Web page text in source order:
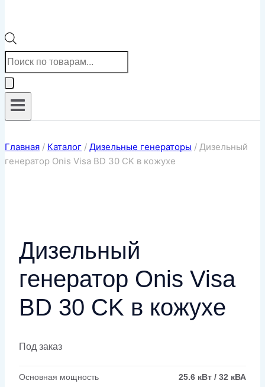
Поиск
товаров
Главная / Каталог / Дизельные генераторы / Дизельный
генератор Onis Visa BD 30 CK в кожухе
Дизельный
генератор Onis Visa
BD 30 CK в кожухе
Под заказ
Основная мощность 25.6 кВт / 32 кВА